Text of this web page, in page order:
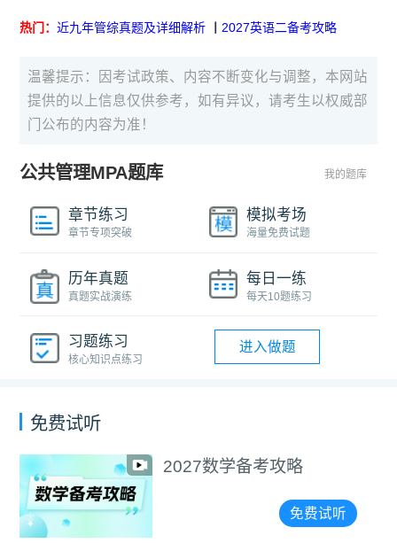
热门：近九年管综真题及详细解析 2027英语二备考攻略
温馨提示：因考试政策、内容不断变化与调整，本网站
提供的以上信息仅供参考，如有异议，请考生以权威部
门公布的内容为准！
公共管理MPA题库 我的题库
章节练习
章节专项突破
模拟考场
海量免费试题
历年真题
真题实战演练
每日一练
每天10题练习
习题练习
核心知识点练习
进入做题
免费试听
2027数学备考攻略
免费试听